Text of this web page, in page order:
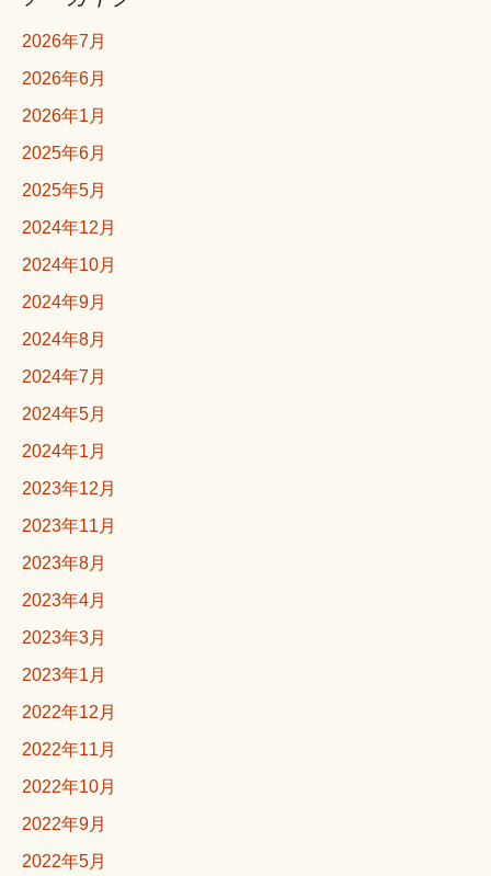
2026年7月
2026年6月
2026年1月
2025年6月
2025年5月
2024年12月
2024年10月
2024年9月
2024年8月
2024年7月
2024年5月
2024年1月
2023年12月
2023年11月
2023年8月
2023年4月
2023年3月
2023年1月
2022年12月
2022年11月
2022年10月
2022年9月
2022年5月